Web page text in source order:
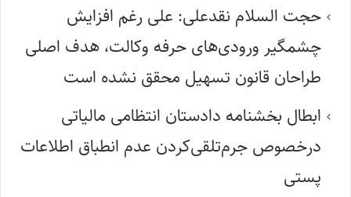
حجت السلام نقدعلی: علی رغم افزایش
چشمگیر ورودی‌های حرفه وکالت، هدف اصلی
طراحان قانون تسهیل محقق نشده است
ابطال بخشنامه دادستان انتظامی مالیاتی
درخصوص جرم‌تلقی‌کردن عدم انطباق اطلاعات
پستی